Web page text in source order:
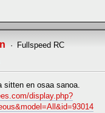
Fullspeed RC
sitten en osaa sanoa.
display.php?